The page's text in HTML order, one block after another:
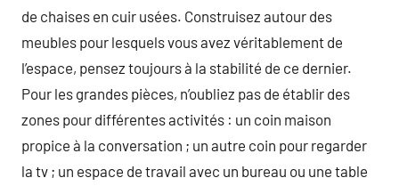
de chaises en cuir usées. Construisez autour des
meubles pour lesquels vous avez véritablement de
l’espace, pensez toujours à la stabilité de ce dernier.
Pour les grandes pièces, n’oubliez pas de établir des
zones pour différentes activités : un coin maison
propice à la conversation ; un autre coin pour regarder
la tv ; un espace de travail avec un bureau ou une table